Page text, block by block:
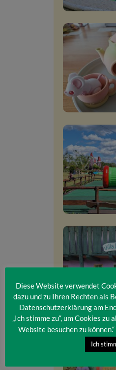
Diese Website verwendet
dazu und zu Ihren Rechten als
Datenschutzerklärung am
„Ich stimme zu“, um Cookies
Website besuchen zu können.“
Ich